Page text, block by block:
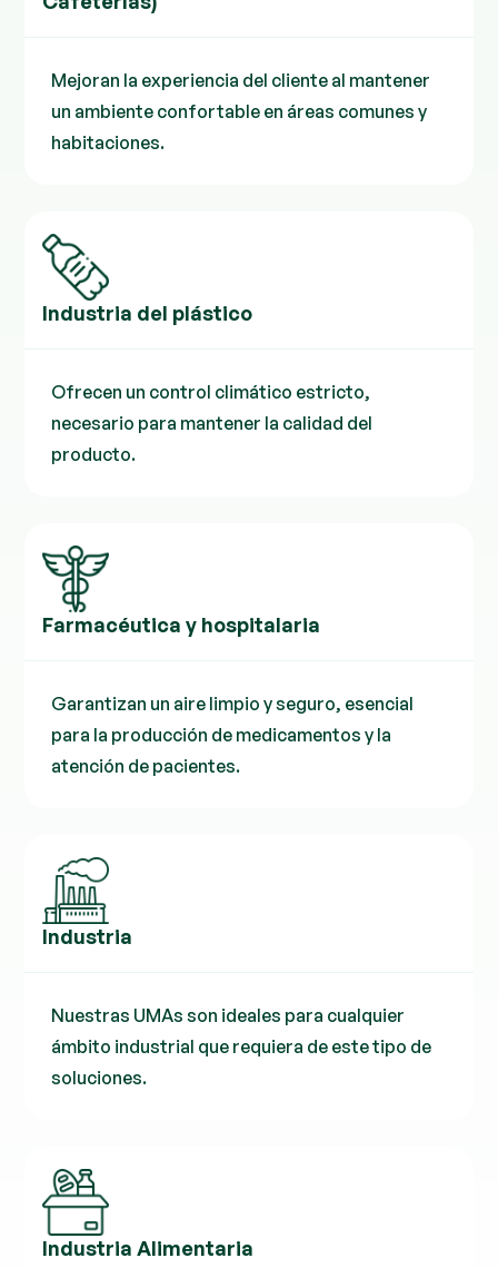
Mejoran la experiencia del cliente al mantener
un ambiente confortable en áreas comunes y
habitaciones.
Industria del plástico
Ofrecen un control climático estricto,
necesario para mantener la calidad del
producto.
Farmacéutica y hospitalaria
Garantizan un aire limpio y seguro, esencial
para la producción de medicamentos y la
atención de pacientes.
Industria
Nuestras UMAs son ideales para cualquier
ámbito industrial que requiera de este tipo de
soluciones.
Industria Alimentaria